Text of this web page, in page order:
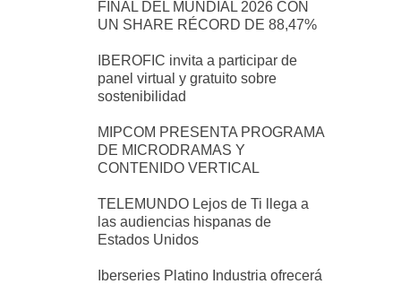
FINAL DEL MUNDIAL 2026 CON
UN SHARE RÉCORD DE 88,47%
IBEROFIC invita a participar de
panel virtual y gratuito sobre
sostenibilidad
MIPCOM PRESENTA PROGRAMA
DE MICRODRAMAS Y
CONTENIDO VERTICAL
TELEMUNDO Lejos de Ti llega a
las audiencias hispanas de
Estados Unidos
Iberseries Platino Industria ofrecerá